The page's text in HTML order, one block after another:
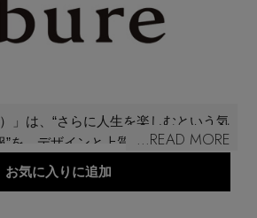
ド
録
...READ MORE
」は、“さらに人生を楽しむという気
”を、デザインと上質なクオリティで
究極に削ぎ落とされた自分の中の“ 好
お気に入りに追加